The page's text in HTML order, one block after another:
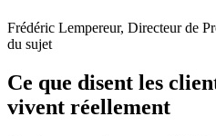
Frédéric Lempereur, Directeur de
du sujet
Ce que disent les
vivent réellement